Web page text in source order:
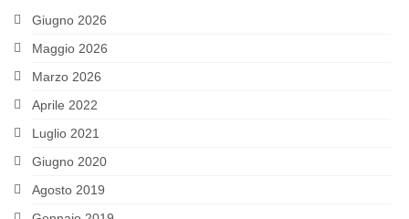
Giugno 2026
Maggio 2026
Marzo 2026
Aprile 2022
Luglio 2021
Giugno 2020
Agosto 2019